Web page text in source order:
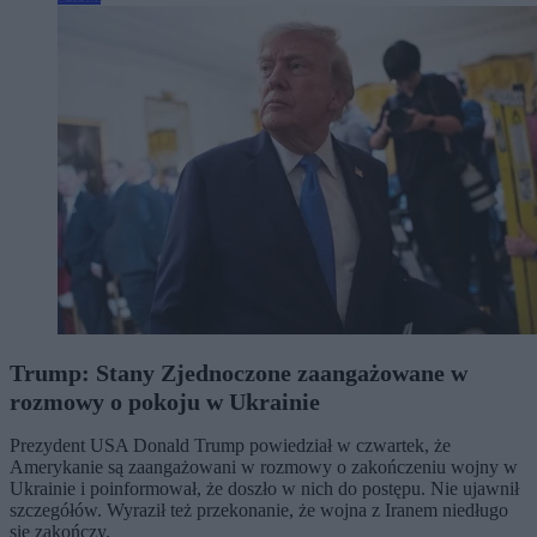
Trump: Stany Zjednoczone zaangażowane w
rozmowy o pokoju w Ukrainie
Prezydent USA Donald Trump powiedział w czwartek, że
Amerykanie są zaangażowani w rozmowy o zakończeniu wojny w
Ukrainie i poinformował, że doszło w nich do postępu. Nie ujawnił
szczegółów. Wyraził też przekonanie, że wojna z Iranem niedługo
się zakończy.